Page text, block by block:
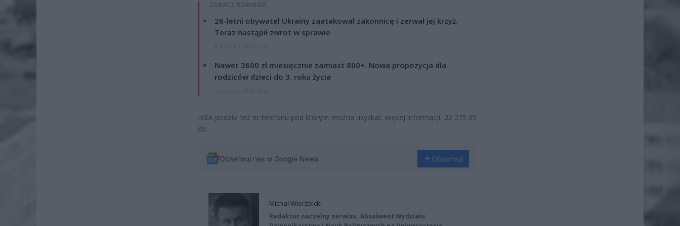
ZOBACZ RÓWNIEŻ:
26-letni obywatel Ukrainy zaatakował zakonnicę i zerwał jej krzyż.
Teraz nastąpił zwrot w sprawie
Nawet 3600 zł miesięcznie zamiast 800+. Nowa propozycja dla
rodziców dzieci do 3. roku życia
IKEA podała też nr telefonu pod którym można uzyskać więcej informacji: 22 275 05
00.
Obserwuj nas w Google News Obserwuj
Michał Wierzbicki
Redaktor naczelny serwisu. Absolwent Wydziału